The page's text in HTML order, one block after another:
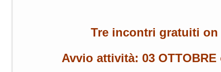
Tre incontri gratuiti on
Avvio attività: 03 OTTOBRE